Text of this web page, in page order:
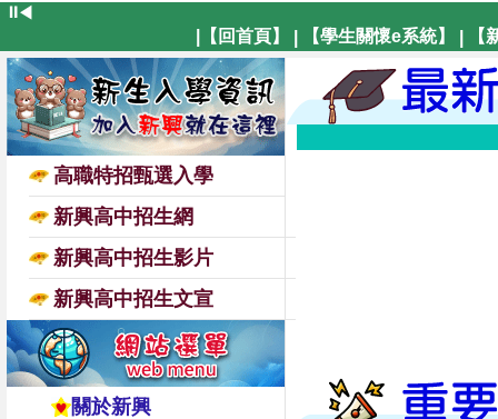
⏸◀
|【回首頁】
【學生關懷e系統】 【
高職特招甄選入學
新興高中招生網
新興高中招生影片
新興高中招生文宣
關於新興